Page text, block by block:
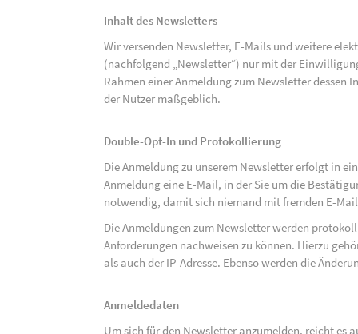
Inhalt des Newsletters
Wir versenden Newsletter, E-Mails und weitere
(nachfolgend „Newsletter“) nur mit der
Rahmen einer Anmeldung zum Newsletter
der Nutzer maßgeblich.
Double-Opt-In und Protokollierung
Die Anmeldung zu unserem Newsletter erfolgt in
Anmeldung eine E-Mail, in der Sie um die
notwendig, damit sich niemand mit fremden E-
Die Anmeldungen zum Newsletter werden
Anforderungen nachweisen zu können. Hierzu
als auch der IP-Adresse. Ebenso werden die
Anmeldedaten
Um sich für den Newsletter anzumelden, reicht es